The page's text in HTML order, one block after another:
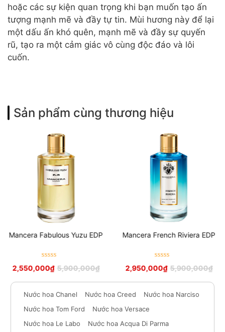
hoặc các sự kiện quan trọng khi bạn muốn tạo ấn
tượng mạnh mẽ và đầy tự tin. Mùi hương này để lại
một dấu ấn khó quên, mạnh mẽ và đầy sự quyến
rũ, tạo ra một cảm giác vô cùng độc đáo và lôi
cuốn.
Sản phẩm cùng thương hiệu
Mancera Fabulous Yuzu EDP
hạng 5sao
5,900,000₫
2,550,000₫
Mancera French Riviera EDP
hạng 5sao
5,900,000₫
2,950,000₫
Nước hoa Chanel Nước hoa Creed
Nước hoa Narciso
Nước hoa Tom Ford
Nước hoa Versace
Nước hoa Le Labo
Nước hoa Acqua Di Parma